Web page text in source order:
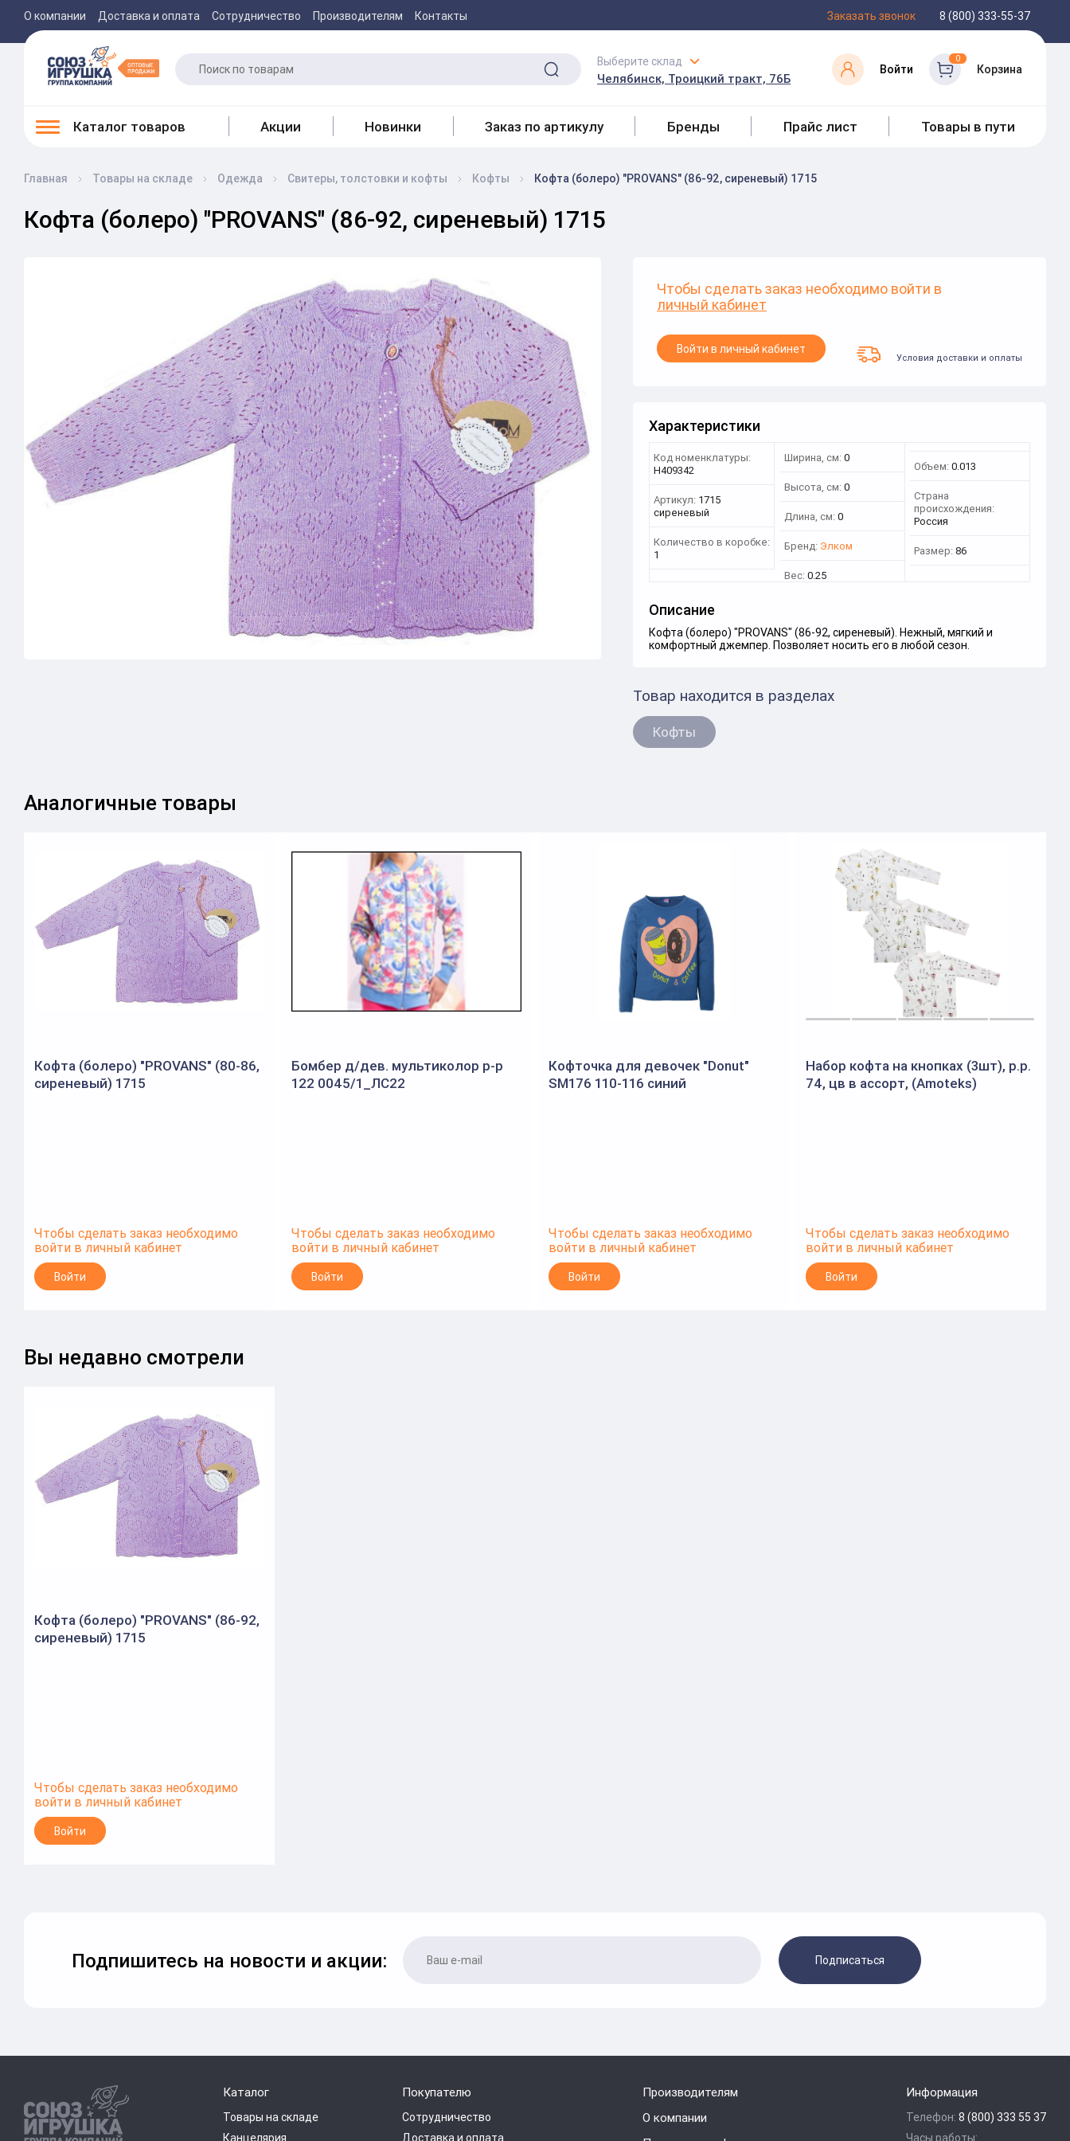
О компании Доставка и оплата Сотрудничество Производителям Контакты Заказать звонок 8 (800) 333-55-37
Выберите склад
Челябинск, Троицкий тракт, 76Б
Войти
0
Корзина
Каталог товаров Акции Новинки Заказ по артикулу Бренды Прайс лист Товары в пути
Главная Товары на складе Одежда Свитеры, толстовки и кофты Кофты Кофта (болеро) "PROVANS" (86-92, сиреневый) 1715
Кофта (болеро) "PROVANS" (86-92, сиреневый) 1715
Чтобы сделать заказ необходимо войти в
личный кабинет
Войти в личный кабинет
Условия доставки и оплаты
Характеристики
Код номенклатуры:
Н409342
Артикул: 1715
сиреневый
Количество в коробке:
1
Ширина, см: 0
Высота, см: 0
Длина, см: 0
Бренд: Элком
Вес: 0.25
Объем: 0.013
Страна
происхождения:
Россия
Размер: 86
Описание
Кофта (болеро) "PROVANS" (86-92, сиреневый). Нежный, мягкий и
комфортный джемпер. Позволяет носить его в любой сезон.
Товар находится в разделах
Кофты
Аналогичные товары
Кофта (болеро) "PROVANS" (80-86,
сиреневый) 1715
Чтобы сделать заказ необходимо
войти в личный кабинет
Войти
Бомбер д/дев. мультиколор р-р
122 0045/1_ЛС22
Чтобы сделать заказ необходимо
войти в личный кабинет
Войти
Кофточка для девочек "Donut"
SM176 110-116 синий
Чтобы сделать заказ необходимо
войти в личный кабинет
Войти
Набор кофта на кнопках (3шт), р.р.
74, цв в ассорт, (Аmoteks)
Чтобы сделать заказ необходимо
войти в личный кабинет
Войти
Вы недавно смотрели
Кофта (болеро) "PROVANS" (86-92,
сиреневый) 1715
Чтобы сделать заказ необходимо
войти в личный кабинет
Войти
Подпишитесь на новости и акции: Подписаться
Каталог
Товары на складе
Канцелярия
Покупателю
Сотрудничество
Доставка и оплата
Производителям
О компании
Информация
Телефон: 8 (800) 333 55 37
Часы работы: